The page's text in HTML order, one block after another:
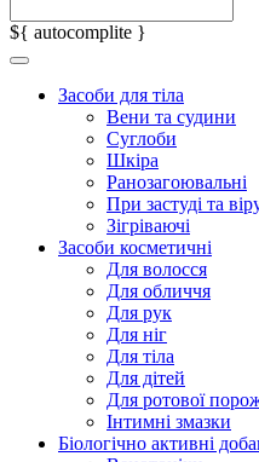
${ autocomplite }
Засоби для тіла
Вени та судини
Суглоби
Шкіра
Ранозагоювальні
При застуді та
Зігріваючі
Засоби косметичні
Для волосся
Для обличчя
Для рук
Для ніг
Для тіла
Для дітей
Для ротової
Інтимні змазки
Біологічно активні